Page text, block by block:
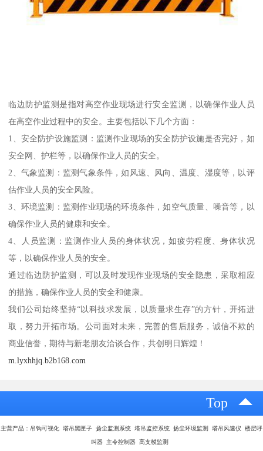
临边防护监测是指对高空作业现场进行安全监测，以确保作业人员
在高空作业过程中的安全。主要包括以下几个方面：
1、安全防护设施监测：监测作业现场的安全防护设施是否完好，如
安全网、护栏等，以确保作业人员的安全。
2、气象监测：监测气象条件，如风速、风向、温度、湿度等，以评
估作业人员的安全风险。
3、环境监测：监测作业现场的环境条件，如空气质量、噪音等，以
确保作业人员的健康和安全。
4、人员监测：监测作业人员的身体状况，如疲劳程度、身体状况
等，以确保作业人员的安全。
通过临边防护监测，可以及时发现作业现场的安全隐患，采取相应
的措施，确保作业人员的安全和健康。
我们公司始终坚持“以科技求发展，以质量求生存”的方针，开拓进
取，努力开拓市场。公司面对未来，完善的售后服务，诚信不欺的
商业信誉，期待与新老朋友洽谈合作，共创明日辉煌！
m.lyxhhjq.b2b168.com
Top
主营产品：吊钩可视化 塔吊黑匣子 扬尘监测系统 塔吊监控系统 扬尘环境监测 塔吊风速仪 楼层呼
叫器 主令控制器 高支模监测